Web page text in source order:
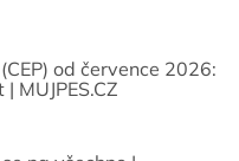
od července 2026:
MUJPES.CZ